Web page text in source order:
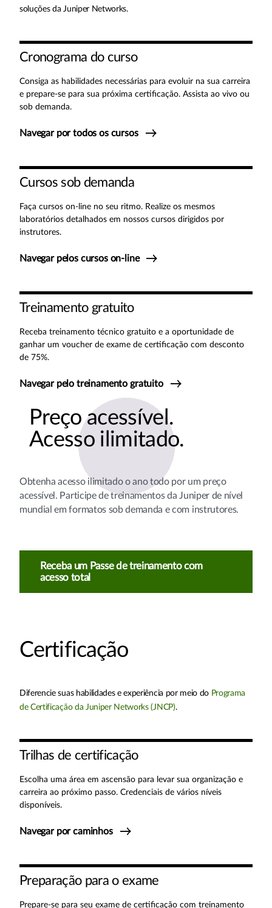
soluções da Juniper Networks.
Cronograma do curso
Consiga as habilidades necessárias para evoluir na sua carreira
e prepare-se para sua próxima certificação. Assista ao vivo ou
sob demanda.
Navegar por todos os cursos
Cursos sob demanda
Faça cursos on-line no seu ritmo. Realize os mesmos
laboratórios detalhados em nossos cursos dirigidos por
instrutores.
Navegar pelos cursos on-line
Treinamento gratuito
Receba treinamento técnico gratuito e a oportunidade de
ganhar um voucher de exame de certificação com desconto
de 75%.
Navegar pelo treinamento gratuito
Preço acessível.
Acesso ilimitado.
Obtenha acesso ilimitado o ano todo por um preço
acessível. Participe de treinamentos da Juniper de nível
mundial em formatos sob demanda e com instrutores.
Receba um Passe de treinamento com
acesso total
Certificação
Diferencie suas habilidades e experiência por meio do Programa
de Certificação da Juniper Networks (JNCP).
Trilhas de certificação
Escolha uma área em ascensão para levar sua organização e
carreira ao próximo passo. Credenciais de vários níveis
disponíveis.
Navegar por caminhos
Preparação para o exame
Prepare-se para seu exame de certificação com treinamento